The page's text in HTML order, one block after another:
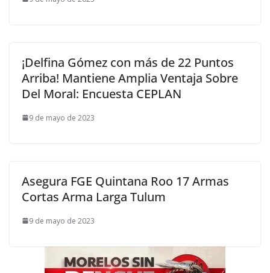
¡Delfina Gómez con más de 22 Puntos
Arriba! Mantiene Amplia Ventaja Sobre
Del Moral: Encuesta CEPLAN
9 de mayo de 2023
Asegura FGE Quintana Roo 17 Armas
Cortas Arma Larga Tulum
9 de mayo de 2023